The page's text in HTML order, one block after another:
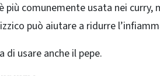
più comunemente usata nei
può aiutare a ridurre
di usare anche il pepe.